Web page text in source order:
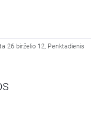
26 birželio 12, Penktadienis